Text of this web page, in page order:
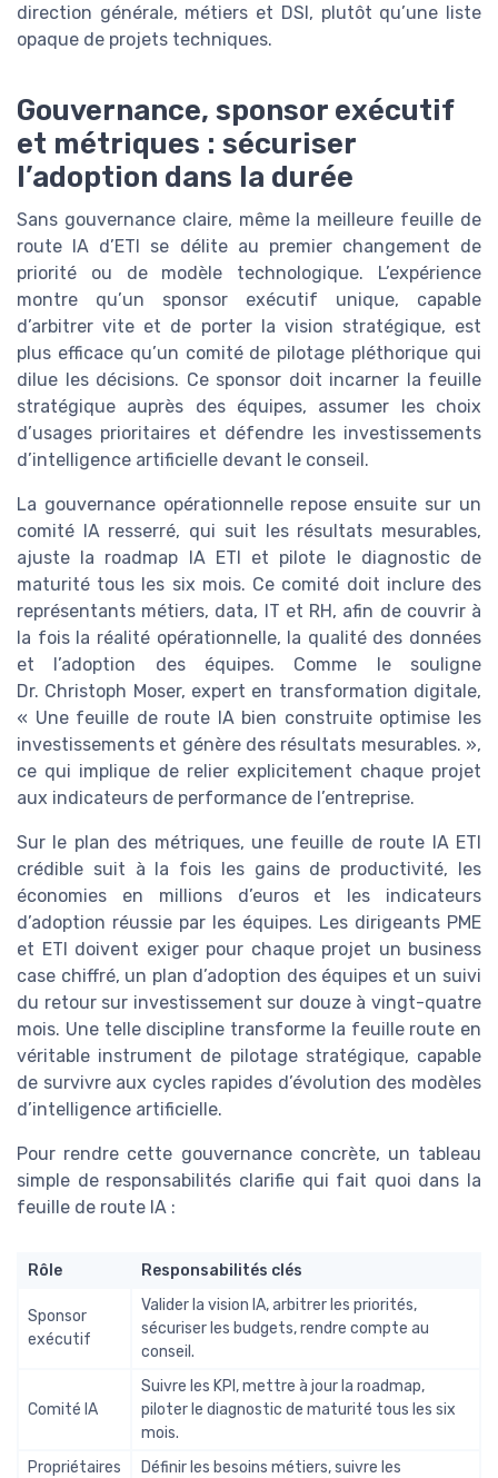
direction générale, métiers et DSI, plutôt qu’une liste
opaque de projets techniques.
Gouvernance, sponsor exécutif
et métriques : sécuriser
l’adoption dans la durée
Sans gouvernance claire, même la meilleure feuille de
route IA d’ETI se délite au premier changement de
priorité ou de modèle technologique. L’expérience
montre qu’un sponsor exécutif unique, capable
d’arbitrer vite et de porter la vision stratégique, est
plus efficace qu’un comité de pilotage pléthorique qui
dilue les décisions. Ce sponsor doit incarner la feuille
stratégique auprès des équipes, assumer les choix
d’usages prioritaires et défendre les investissements
d’intelligence artificielle devant le conseil.
La gouvernance opérationnelle repose ensuite sur un
comité IA resserré, qui suit les résultats mesurables,
ajuste la roadmap IA ETI et pilote le diagnostic de
maturité tous les six mois. Ce comité doit inclure des
représentants métiers, data, IT et RH, afin de couvrir à
la fois la réalité opérationnelle, la qualité des données
et l’adoption des équipes. Comme le souligne
Dr. Christoph Moser, expert en transformation digitale,
« Une feuille de route IA bien construite optimise les
investissements et génère des résultats mesurables. »,
ce qui implique de relier explicitement chaque projet
aux indicateurs de performance de l’entreprise.
Sur le plan des métriques, une feuille de route IA ETI
crédible suit à la fois les gains de productivité, les
économies en millions d’euros et les indicateurs
d’adoption réussie par les équipes. Les dirigeants PME
et ETI doivent exiger pour chaque projet un business
case chiffré, un plan d’adoption des équipes et un suivi
du retour sur investissement sur douze à vingt-quatre
mois. Une telle discipline transforme la feuille route en
véritable instrument de pilotage stratégique, capable
de survivre aux cycles rapides d’évolution des modèles
d’intelligence artificielle.
Pour rendre cette gouvernance concrète, un tableau
simple de responsabilités clarifie qui fait quoi dans la
feuille de route IA :
Rôle Responsabilités clés
Sponsor
exécutif
Valider la vision IA, arbitrer les priorités,
sécuriser les budgets, rendre compte au
conseil.
Comité IA
Suivre les KPI, mettre à jour la roadmap,
piloter le diagnostic de maturité tous les six
mois.
Propriétaires
Définir les besoins métiers, suivre les